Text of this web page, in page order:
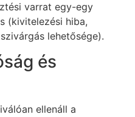
varrat egy-egy
(kivitelezési hiba,
lehetősége).
és
ellenáll a